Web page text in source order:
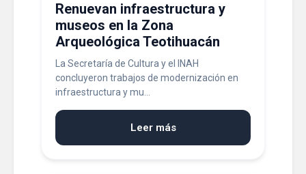
Renuevan infraestructura y
museos en la Zona
Arqueológica Teotihuacán
La Secretaría de Cultura y el INAH
concluyeron trabajos de modernización en
infraestructura y mu...
Leer más